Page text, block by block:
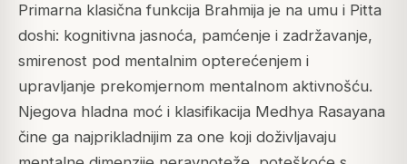
Primarna klasična funkcija Brahmija je na umu i Pitta
doshi: kognitivna jasnoća, pamćenje i zadržavanje,
smirenost pod mentalnim opterećenjem i
upravljanje prekomjernom mentalnom aktivnošću.
Njegova hladna moć i klasifikacija Medhya Rasayana
čine ga najprikladnijim za one koji doživljavaju